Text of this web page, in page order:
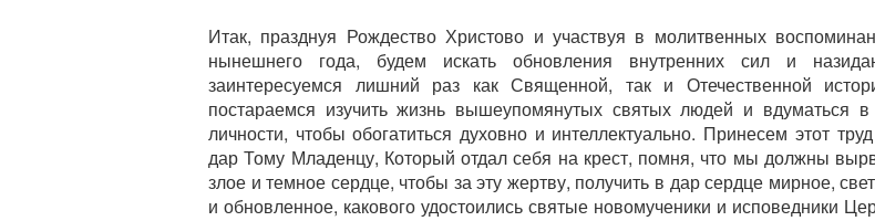
Итак, празднуя Рождество Христово и участвуя в молитвенных
нынешнего года, будем искать обновления внутренних сил и
заинтересуемся лишний раз как Священной, так и Отечественной
постараемся изучить жизнь вышеупомянутых святых людей и вдуматься в
личности, чтобы обогатиться духовно и интеллектуально. Принесем этот
дар Тому Младенцу, Который отдал себя на крест, помня, что мы должны
злое и темное сердце, чтобы за эту жертву, получить в дар сердце мирное,
и обновленное, какового удостоились святые новомученики и исповедники